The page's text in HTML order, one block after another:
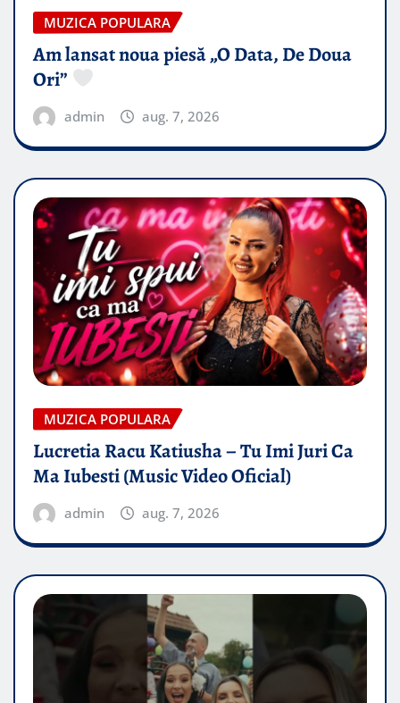
MUZICA POPULARA
Am lansat noua piesă „O Data, De Doua
Ori”
admin aug. 7, 2026
MUZICA POPULARA
Lucretia Racu Katiusha – Tu Imi Juri Ca
Ma Iubesti (Music Video Oficial)
admin aug. 7, 2026